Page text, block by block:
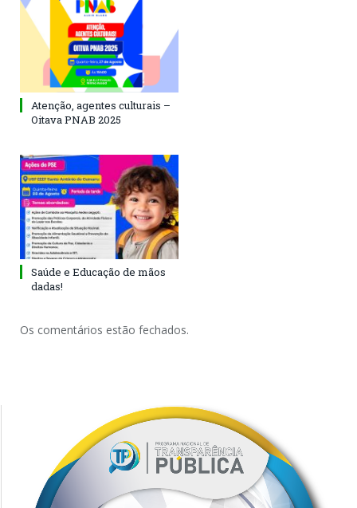
Atenção, agentes culturais –
Oitava PNAB 2025
Saúde e Educação de mãos
dadas!
Os comentários estão fechados.